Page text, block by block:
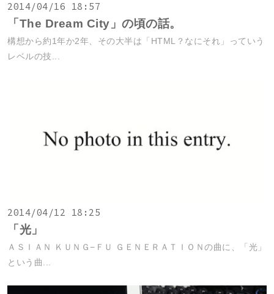
2014/04/16 18:57
「The Dream City」の頃の話。
構想から約1年か2年、その大半は「HTML？なにそれ」っていう
レベルの技...
2014/04/12 18:25
「光」
ＡＳＩＡＮ ＫＵＮＧ−ＦＵ ＧＥＮＥＲＡＴＩＯＮの曲に、「光」
という曲...